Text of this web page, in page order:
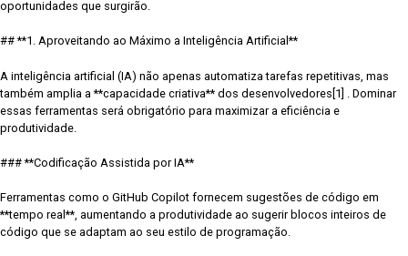
oportunidades que surgirão.
## **1. Aproveitando ao Máximo a Inteligência Artificial**
A inteligência artificial (IA) não apenas automatiza tarefas repetitivas, mas
também amplia a **capacidade criativa** dos desenvolvedores[1] . Dominar
essas ferramentas será obrigatório para maximizar a eficiência e
produtividade.
### **Codificação Assistida por IA**
Ferramentas como o GitHub Copilot fornecem sugestões de código em
**tempo real**, aumentando a produtividade ao sugerir blocos inteiros de
código que se adaptam ao seu estilo de programação.